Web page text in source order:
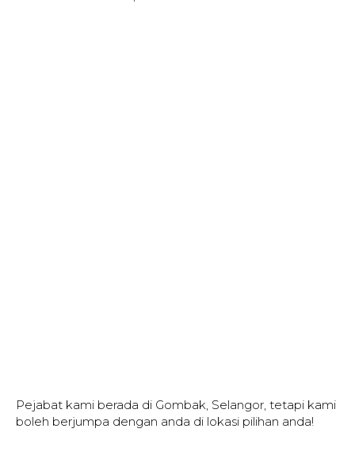
Pejabat kami berada di Gombak, Selangor, tetapi kami
boleh berjumpa dengan anda di lokasi pilihan anda!